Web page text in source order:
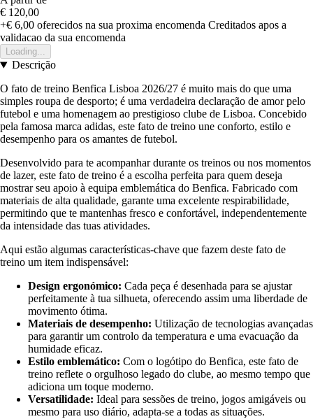
€ 120,00
+€ 6,00 oferecidos na sua proxima encomenda Creditados apos a
validacao da sua encomenda
Loading...
Descrição
O fato de treino Benfica Lisboa 2026/27 é muito mais do que uma
simples roupa de desporto; é uma verdadeira declaração de amor pelo
futebol e uma homenagem ao prestigioso clube de Lisboa. Concebido
pela famosa marca adidas, este fato de treino une conforto, estilo e
desempenho para os amantes de futebol.
Desenvolvido para te acompanhar durante os treinos ou nos momentos
de lazer, este fato de treino é a escolha perfeita para quem deseja
mostrar seu apoio à equipa emblemática do Benfica. Fabricado com
materiais de alta qualidade, garante uma excelente respirabilidade,
permitindo que te mantenhas fresco e confortável, independentemente
da intensidade das tuas atividades.
Aqui estão algumas características-chave que fazem deste fato de
treino um item indispensável:
Design ergonómico: Cada peça é desenhada para se ajustar
perfeitamente à tua silhueta, oferecendo assim uma liberdade de
movimento ótima.
Materiais de desempenho: Utilização de tecnologias avançadas
para garantir um controlo da temperatura e uma evacuação da
humidade eficaz.
Estilo emblemático: Com o logótipo do Benfica, este fato de
treino reflete o orgulhoso legado do clube, ao mesmo tempo que
adiciona um toque moderno.
Versatilidade: Ideal para sessões de treino, jogos amigáveis ou
mesmo para uso diário, adapta-se a todas as situações.